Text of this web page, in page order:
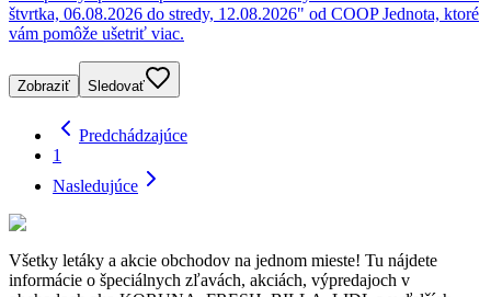
štvrtka, 06.08.2026 do stredy, 12.08.2026" od COOP Jednota, ktoré
vám pomôže ušetriť viac.
Zobraziť Sledovať
Predchádzajúce
1
Nasledujúce
Všetky letáky a akcie obchodov na jednom mieste! Tu nájdete
informácie o špeciálnych zľavách, akciách, výpredajoch v